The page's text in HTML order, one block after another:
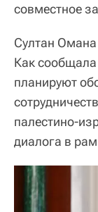
совместное
Султан Омана
Как
планируют
палестино-
диалога в